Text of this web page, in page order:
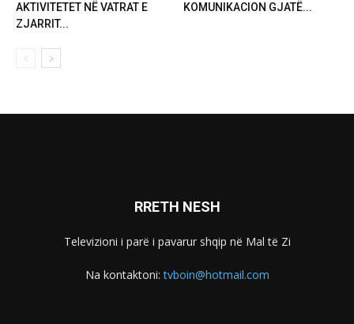
AKTIVITETET NË VATRAT E
ZJARRIT...
KOMUNIKACION GJATË...
RRETH NESH
Televizioni i parë i pavarur shqip në Mal të Zi
Na kontaktoni:tvboin@hotmail.com